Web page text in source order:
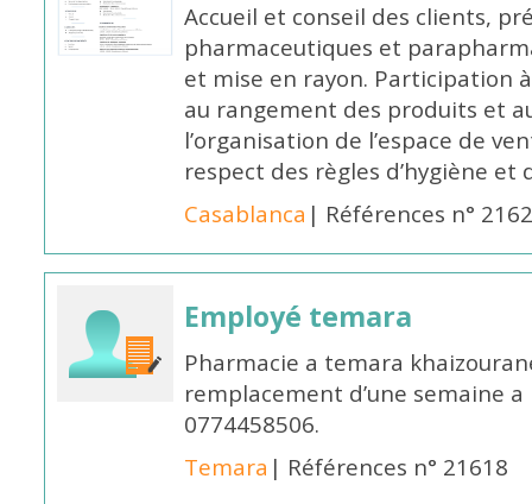
Accueil et conseil des clients,
pharmaceutiques et
et mise en rayon. Participation
au rangement des produits et
l’organisation de l’espace de
respect des règles d’hygiène et
Casablanca | Références n°
Employé temara
Pharmacie a temara
remplacement d’une semaine
0774458506.
Temara | Références n° 21618